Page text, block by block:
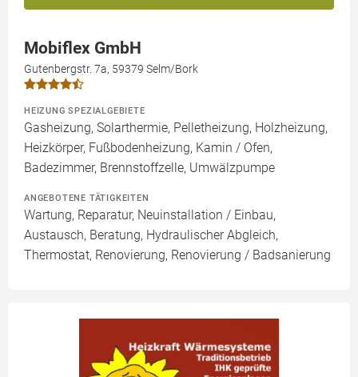
Mobiflex GmbH
Gutenbergstr. 7a, 59379 Selm/Bork
HEIZUNG SPEZIALGEBIETE
Gasheizung, Solarthermie, Pelletheizung, Holzheizung,
Heizkörper, Fußbodenheizung, Kamin / Ofen,
Badezimmer, Brennstoffzelle, Umwälzpumpe
ANGEBOTENE TÄTIGKEITEN
Wartung, Reparatur, Neuinstallation / Einbau,
Austausch, Beratung, Hydraulischer Abgleich,
Thermostat, Renovierung, Renovierung / Badsanierung